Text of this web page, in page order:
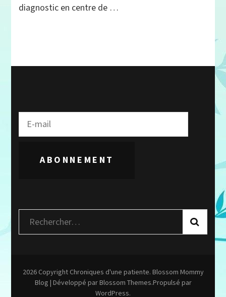
combattant,
diagnostic en centre de …
ABONNEMENT
Rechercher :
2026 Copyright Chroniques d'une patiente. Blossom Mommy
Blog | Développé parBlossom Themes.Propulsé par
WordPress.